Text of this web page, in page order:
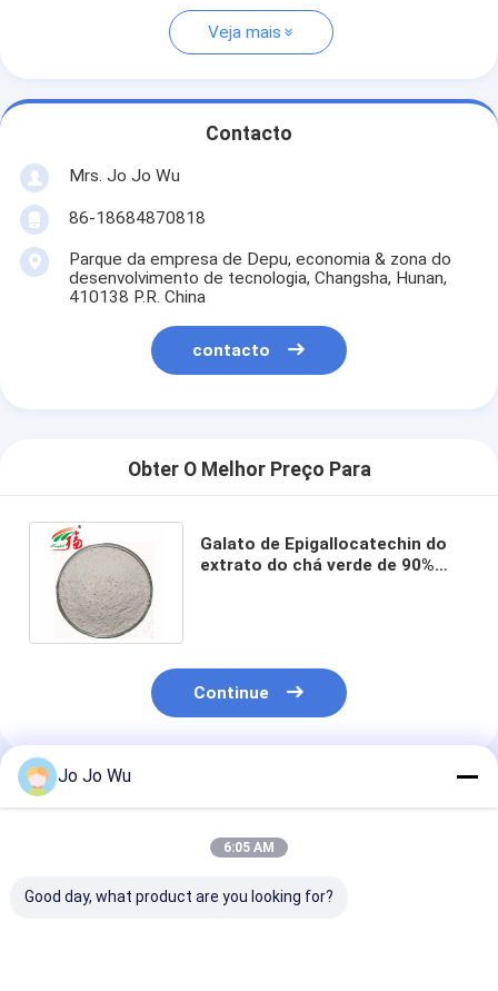
Veja mais
Contacto
Mrs. Jo Jo Wu
86-18684870818
Parque da empresa de Depu, economia & zona do
desenvolvimento de tecnologia, Changsha, Hunan,
410138 P.R. China
contacto
Obter O Melhor Preço Para
Galato de Epigallocatechin do
extrato do chá verde de 90%
Continue
Produtos Recomendados
Jo Jo Wu
6:05 AM
Good day, what product are you looking for?